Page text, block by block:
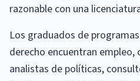
razonable con una
Los graduados de
derecho encuentran
analistas de políticas,